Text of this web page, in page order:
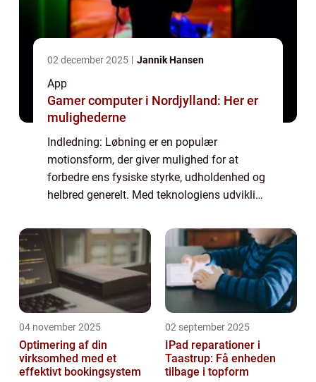
02 december 2025 Jannik Hansen
App
Gamer computer i Nordjylland: Her er
mulighederne
Indledning: Løbning er en populær
motionsform, der giver mulighed for at
forbedre ens fysiske styrke, udholdenhed og
helbred generelt. Med teknologiens udvikling
verden over. Disse apps hjælper løbere m...
04 november 2025
Optimering af din
virksomhed med et
effektivt bookingsystem
02 september 2025
IPad reparationer i
Taastrup: Få enheden
tilbage i topform